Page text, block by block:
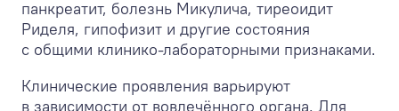
панкреатит, болезнь Микулича, тиреоидит
Риделя, гипофизит и другие состояния
с общими клинико-лабораторными признаками.
Клинические проявления варьируют
в зависимости от вовлечённого органа. Для